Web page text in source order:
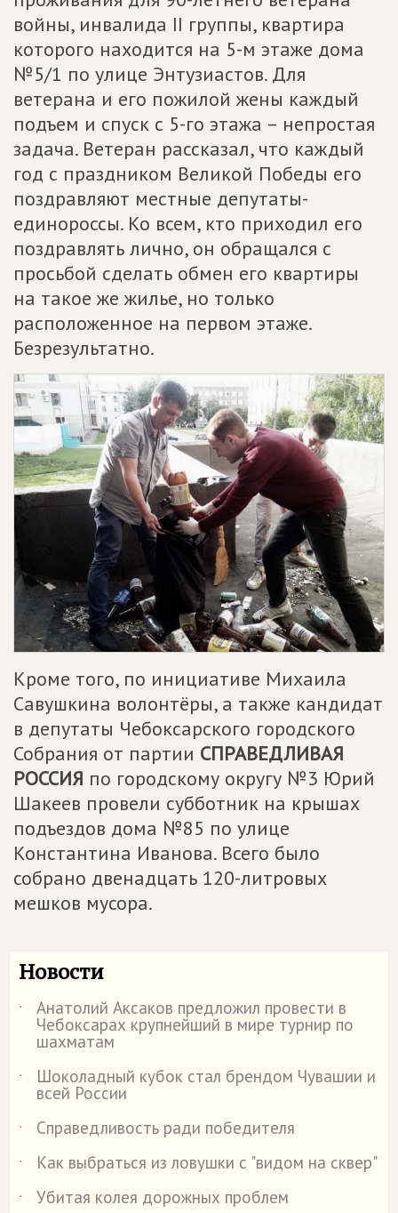
войны, инвалида II группы, квартира
которого находится на 5-м этаже дома
№5/1 по улице Энтузиастов. Для
ветерана и его пожилой жены каждый
подъем и спуск с 5-го этажа – непростая
задача. Ветеран рассказал, что каждый
год с праздником Великой Победы его
поздравляют местные депутаты-
единороссы. Ко всем, кто приходил его
поздравлять лично, он обращался с
просьбой сделать обмен его квартиры
на такое же жилье, но только
расположенное на первом этаже.
Безрезультатно.
Кроме того, по инициативе Михаила
Савушкина волонтёры, а также кандидат
в депутаты Чебоксарского городского
Собрания от партии СПРАВЕДЛИВАЯ
РОССИЯ по городскому округу №3 Юрий
Шакеев провели субботник на крышах
подъездов дома №85 по улице
Константина Иванова. Всего было
собрано двенадцать 120-литровых
мешков мусора.
Новости
˙ Анатолий Аксаков предложил провести в
Чебоксарах крупнейший в мире турнир по
шахматам
˙
Шоколадный кубок стал брендом Чувашии и
всей России
˙
Справедливость ради победителя
˙
Как выбраться из ловушки с "видом на сквер"
˙
Убитая колея дорожных проблем